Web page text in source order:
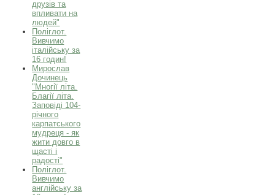
друзів та
впливати на
людей"
Поліглот.
Вивчимо
італійську за
16 годин!
Мирослав
Дочинець
"Многії літа.
Благії літа.
Заповіді 104-
річного
карпатського
мудреця - як
жити довго в
щасті і
радості"
Поліглот.
Вивчимо
англійську за